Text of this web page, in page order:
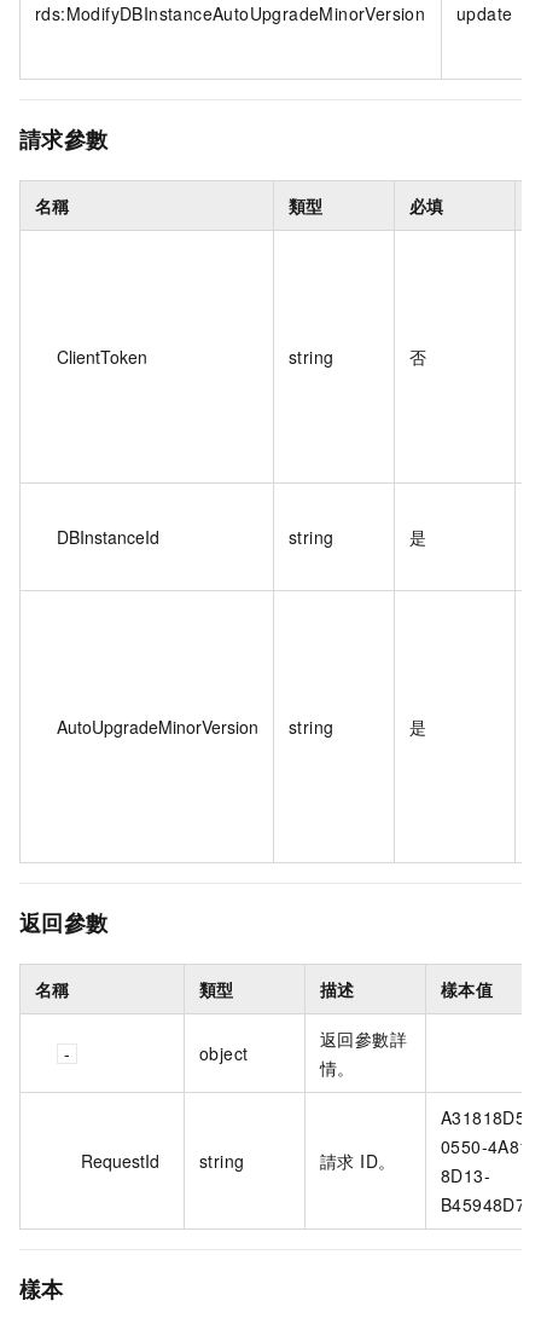
rds:ModifyDBInstanceAutoUpgradeMinorVersion update
請求參數
名稱 類型 必填
ClientToken string 否
DBInstanceId string 是
AutoUpgradeMinorVersion string 是
返回參數
名稱 類型 描述 樣本值
object
返回參數詳
情。
RequestId string 請求 ID。
A31818D5-
0550-4A81-
8D13-
樣本